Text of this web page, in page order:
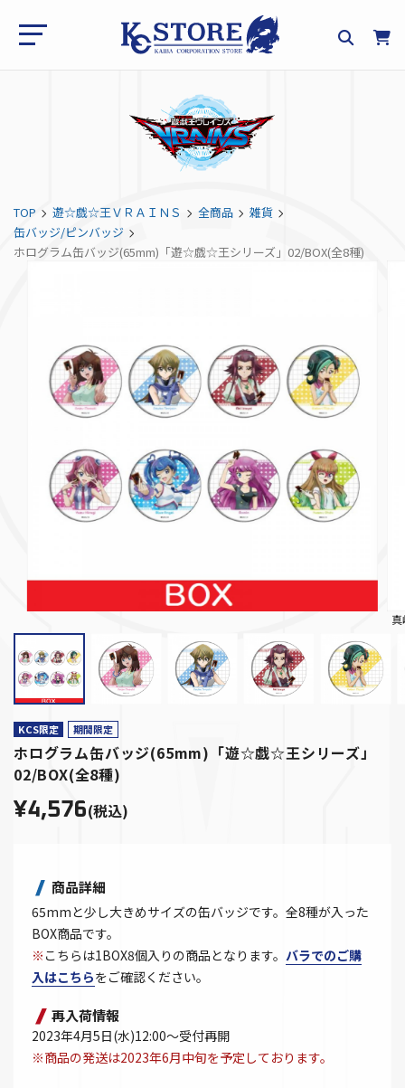
TOP 遊☆戯☆王ＶＲＡＩＮＳ 全商品
雑貨
缶バッジ/ピンバッジ
ホログラム缶バッジ(65mm)「遊☆戯☆王シリーズ」02/BOX(全8種)
KCS限定 期間限定
ホログラム缶バッジ(65mm)「遊☆戯☆王シリーズ」
02/BOX(全8種)
¥4,576(税込)
商品詳細
65mmと少し大きめサイズの缶バッジです。全8種が入った
BOX商品です。
※ こちらは1BOX8個入りの商品となります。 バラでのご購
入はこちらをご確認ください。
再入荷情報
2023年4月5日(水)12:00～受付再開
※商品の発送は2023年6月中旬を予定しております。